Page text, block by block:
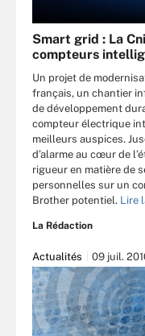
Smart grid : La
compteurs
Un projet de
français, un chantier
de développement
compteur électrique
meilleurs auspices.
d’alarme au cœur de
rigueur en matière de
personnelles sur un
Brother potentiel. Lire
La Rédaction
Actualités 09 juil.